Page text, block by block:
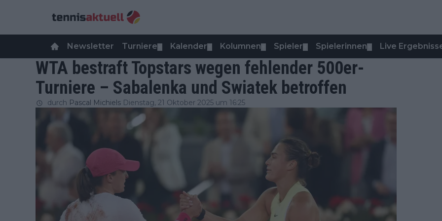
Newsletter Turniere Kalender Kolumnen Spieler Spielerinnen Live
WTA bestraft Topstars wegen fehlender 500er-
Turniere – Sabalenka und Swiatek betroffen
durch Pascal Michiels Dienstag, 21 Oktober 2025 um 16:25